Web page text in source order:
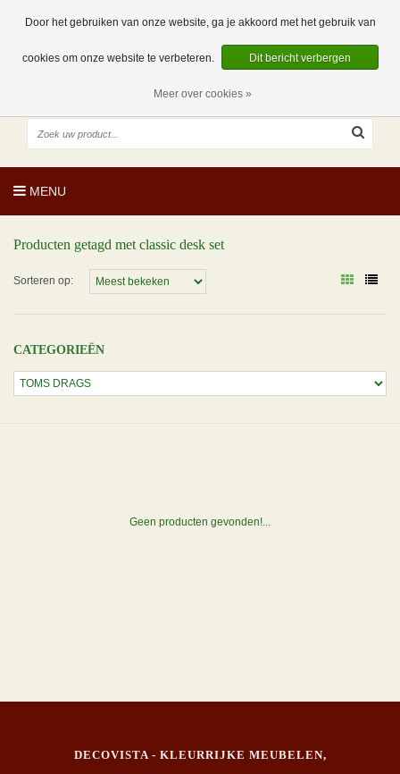
0 Artikelen
NL
EUR
MENU
Producten getagd met classic desk set
Sorteren op:
CATEGORIEËN
Geen producten gevonden!...
DECOVISTA - KLEURRIJKE MEUBELEN,
Door het gebruiken van onze website, ga je akkoord met het gebruik van
cookies om onze website te verbeteren. Dit bericht verbergen
Meer over cookies »